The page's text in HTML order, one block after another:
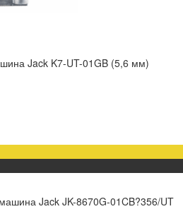
Jack K7-UT-01GB (5,6 мм)